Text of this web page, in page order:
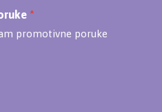
promotivne poruke